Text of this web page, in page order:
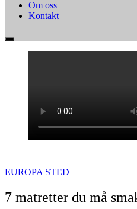
Om oss
Kontakt
EUROPA STED
7 matretter du må